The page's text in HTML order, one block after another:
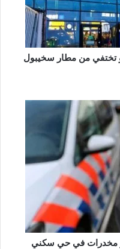
5 ملايين يورو تختفي من مطار سخيبول
مخدرات في حي سكني